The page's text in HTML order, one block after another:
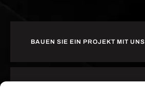
BAUEN SIE EIN PROJEKT MIT UNS